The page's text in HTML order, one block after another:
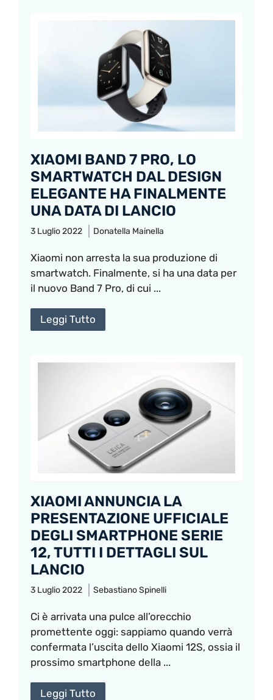
XIAOMI BAND 7 PRO, LO
SMARTWATCH DAL DESIGN
ELEGANTE HA FINALMENTE
UNA DATA DI LANCIO
3 Luglio 2022 Donatella Mainella
Xiaomi non arresta la sua produzione di
smartwatch. Finalmente, si ha una data per
il nuovo Band 7 Pro, di cui ...
Leggi Tutto
XIAOMI ANNUNCIA LA
PRESENTAZIONE UFFICIALE
DEGLI SMARTPHONE SERIE
12, TUTTI I DETTAGLI SUL
LANCIO
3 Luglio 2022 Sebastiano Spinelli
Ci è arrivata una pulce all’orecchio
promettente oggi: sappiamo quando verrà
confermata l’uscita dello Xiaomi 12S, ossia il
prossimo smartphone della ...
Leggi Tutto